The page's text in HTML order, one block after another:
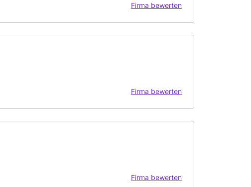
Firma bewerten
Firma bewerten
Firma bewerten